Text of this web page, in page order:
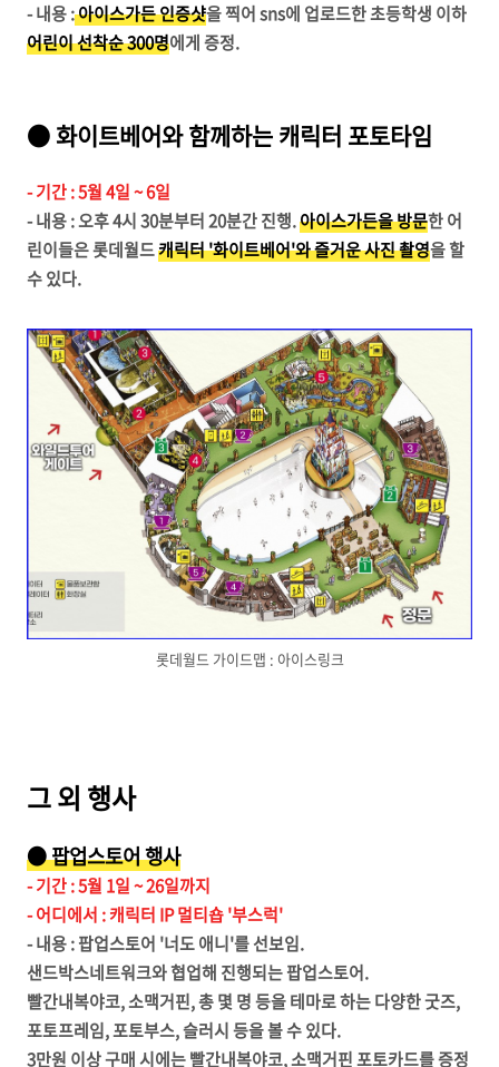
- 내용 :아이스가든 인증샷을 찍어 sns에 업로드한 초등학생 이하
어린이 선착순 300명에게 증정.
● 화이트베어와 함께하는 캐릭터 포토타임
- 기간 : 5월 4일 ~ 6일
- 내용 : 오후 4시 30분부터 20분간 진행.아이스가든을 방문한 어
린이들은 롯데월드캐릭터 '화이트베어'와 즐거운 사진 촬영을 할
수 있다.
롯데월드 가이드맵 : 아이스링크
그 외 행사
● 팝업스토어 행사
- 기간 : 5월 1일 ~ 26일까지
- 어디에서 : 캐릭터 IP 멀티숍 '부스럭'
- 내용 : 팝업스토어 '너도 애니'를 선보임.
샌드박스네트워크와 협업해 진행되는 팝업스토어.
빨간내복야코, 소맥거핀, 총 몇 명 등을 테마로 하는 다양한 굿즈,
포토프레임, 포토부스, 슬러시 등을 볼 수 있다.
3만원 이상 구매 시에는 빨간내복야코, 소맥거핀 포토카드를 증정